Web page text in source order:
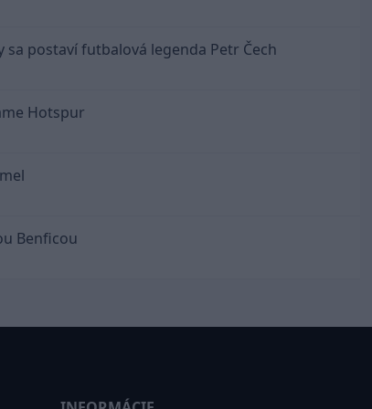
postaví futbalová legenda Petr Čech
Hotspur
Benficou